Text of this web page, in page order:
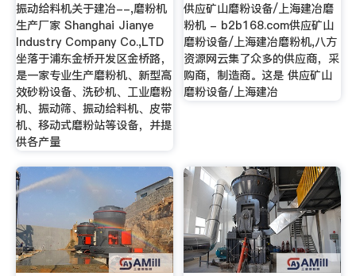
振动给料机关于建冶--,磨粉机
生产厂家 Shanghai Jianye
Industry Company Co.,LTD
坐落于浦东金桥开发区金桥路，
是一家专业生产磨粉机、新型高
效砂粉设备、洗砂机、工业磨粉
机、振动筛、振动给料机、皮带
机、移动式磨粉站等设备，并提
供各产量
供应矿山磨粉设备/上海建冶磨
粉机 - b2b168.com供应矿山
磨粉设备/上海建冶磨粉机,八方
资源网云集了众多的供应商，采
购商，制造商。这是 供应矿山
磨粉设备/上海建冶